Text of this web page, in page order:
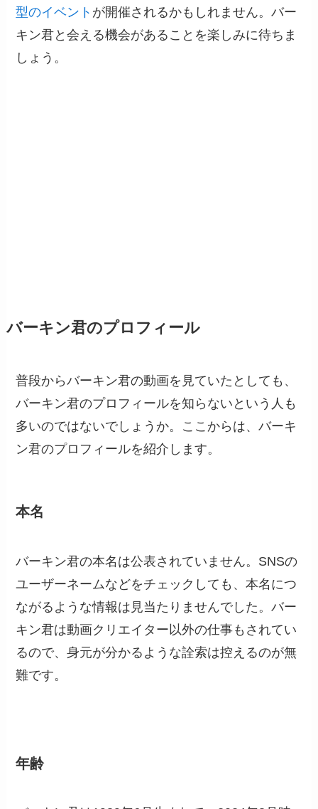
型のイベント が開催されるかもしれません。バー
キン君と会える機会があることを楽しみに待ちま
しょう。
バーキン君のプロフィール
普段からバーキン君の動画を見ていたとしても、
バーキン君のプロフィールを知らないという人も
多いのではないでしょうか。ここからは、バーキ
ン君のプロフィールを紹介します。
本名
バーキン君の本名は公表されていません。SNSの
ユーザーネームなどをチェックしても、本名につ
ながるような情報は見当たりませんでした。バー
キン君は動画クリエイター以外の仕事もされてい
るので、身元が分かるような詮索は控えるのが無
難です。
年齢